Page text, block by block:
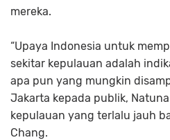
mereka.
“Upaya Indonesia untuk
sekitar kepulauan adalah
apa pun yang mungkin
Jakarta kepada publik,
kepulauan yang terlalu jauh
Chang.